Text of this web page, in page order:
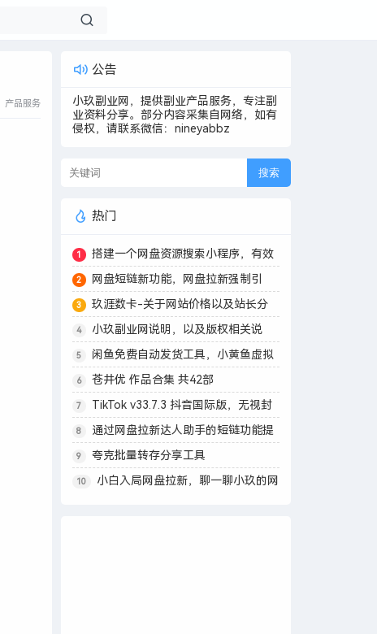
产品服务
公告
小玖副业网，提供副业产品服务，专注副
业资料分享。部分内容采集自网络，如有
侵权，请联系微信：nineyabbz
搜索
热门
1 搭建一个网盘资源搜索小程序，有效
运营网盘拉新用户群！
2 网盘短链新功能，网盘拉新强制引
流，支持付费玩法！
3 玖涯数卡-关于网站价格以及站长分
销明细说明
4 小玖副业网说明，以及版权相关说
明！
5 闲鱼免费自动发货工具，小黄鱼虚拟
资料神器，零成本副业
6 苍井优 作品合集 共42部
7 TikTok v33.7.3 抖音国际版，无视封
锁和下载限制，免拔卡
8 通过网盘拉新达人助手的短链功能提
升网盘拉新收益
9 夸克批量转存分享工具
10 小白入局网盘拉新，聊一聊小玖的网